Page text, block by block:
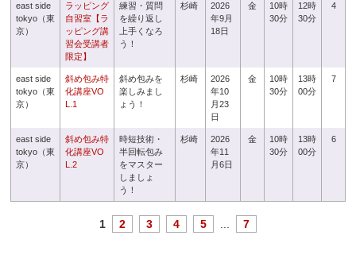
east side
tokyo（東
京）
ラッピング
自習室【ラ
ッピング講
習会受講者
限定】
練習・質問
を繰り返し
上手くなろ
う！
杉崎
2026
年9月
18日
金
10時
30分
12時
30分
4
east side
tokyo（東
京）
斜め包み特
化講座VO
L.1
斜め包みを
楽しみまし
ょう！
杉崎
2026
年10
月23
日
金
10時
30分
13時
00分
7
east side
tokyo（東
京）
斜め包み特
化講座VO
L.2
時短技術・
半回転包み
をマスター
しましょ
う！
杉崎
2026
年11
月6日
金
10時
30分
13時
00分
6
1 2 3 4 5 7